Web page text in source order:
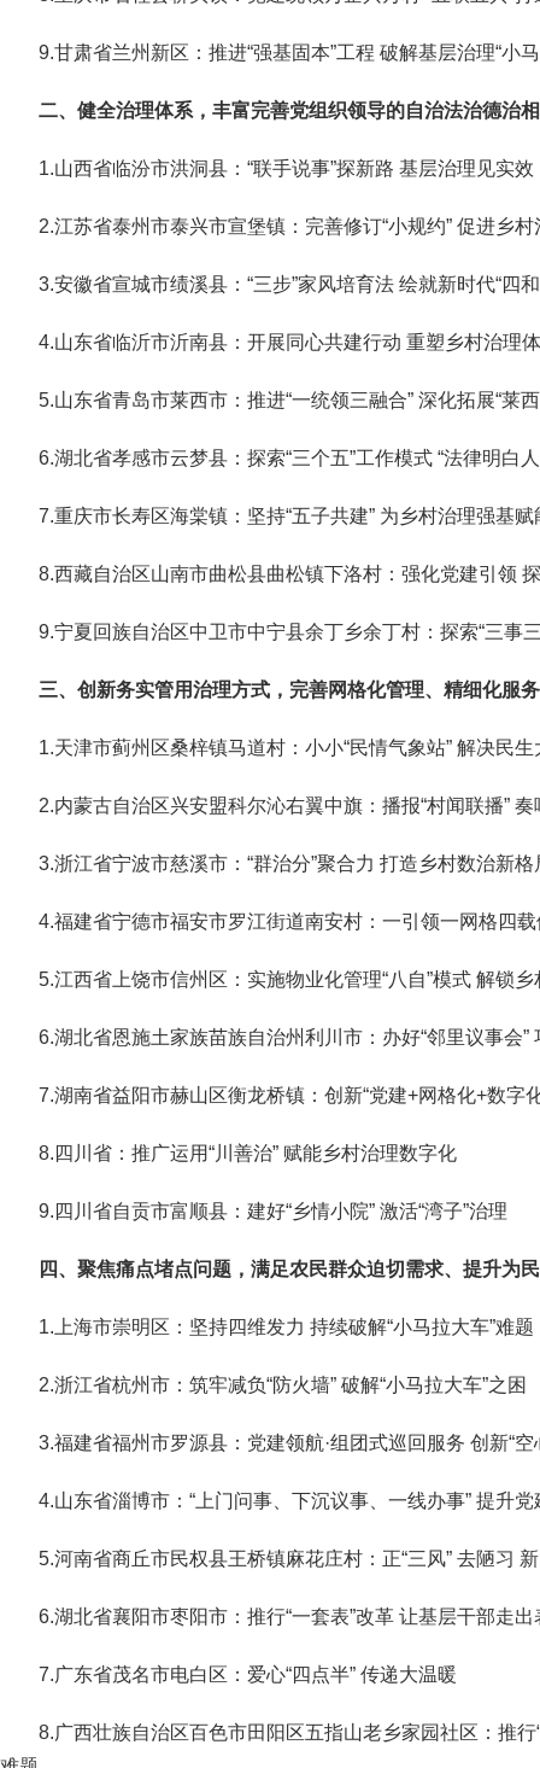
9.甘肃省兰州新区：推进“强基固本”工程 破解基层治理“小
二、健全治理体系，丰富完善党组织领导的自治法治德治
1.山西省临汾市洪洞县：“联手说事”探新路 基层治理见实效
2.江苏省泰州市泰兴市宣堡镇：完善修订“小规约” 促进乡村
3.安徽省宣城市绩溪县：“三步”家风培育法 绘就新时代“四
4.山东省临沂市沂南县：开展同心共建行动 重塑乡村治理
5.山东省青岛市莱西市：推进“一统领三融合” 深化拓展“莱
6.湖北省孝感市云梦县：探索“三个五”工作模式 “法律明白
7.重庆市长寿区海棠镇：坚持“五子共建” 为乡村治理强基赋
8.西藏自治区山南市曲松县曲松镇下洛村：强化党建引领
9.宁夏回族自治区中卫市中宁县余丁乡余丁村：探索“三事
三、创新务实管用治理方式，完善网格化管理、精细化服
1.天津市蓟州区桑梓镇马道村：小小“民情气象站” 解决民生
2.内蒙古自治区兴安盟科尔沁右翼中旗：播报“村闻联播”
3.浙江省宁波市慈溪市：“群治分”聚合力 打造乡村数治新格
4.福建省宁德市福安市罗江街道南安村：一引领一网格四
5.江西省上饶市信州区：实施物业化管理“八自”模式 解锁乡
6.湖北省恩施土家族苗族自治州利川市：办好“邻里议事会”
7.湖南省益阳市赫山区衡龙桥镇：创新“党建+网格化+数字
8.四川省：推广运用“川善治” 赋能乡村治理数字化
9.四川省自贡市富顺县：建好“乡情小院” 激活“湾子”治理
四、聚焦痛点堵点问题，满足农民群众迫切需求、提升为
1.上海市崇明区：坚持四维发力 持续破解“小马拉大车”难题
2.浙江省杭州市：筑牢减负“防火墙” 破解“小马拉大车”之困
3.福建省福州市罗源县：党建领航·组团式巡回服务 创新“空
4.山东省淄博市：“上门问事、下沉议事、一线办事” 提升
5.河南省商丘市民权县王桥镇麻花庄村：正“三风” 去陋习
6.湖北省襄阳市枣阳市：推行“一套表”改革 让基层干部走
7.广东省茂名市电白区：爱心“四点半” 传递大温暖
8.广西壮族自治区百色市田阳区五指山老乡家园社区：推